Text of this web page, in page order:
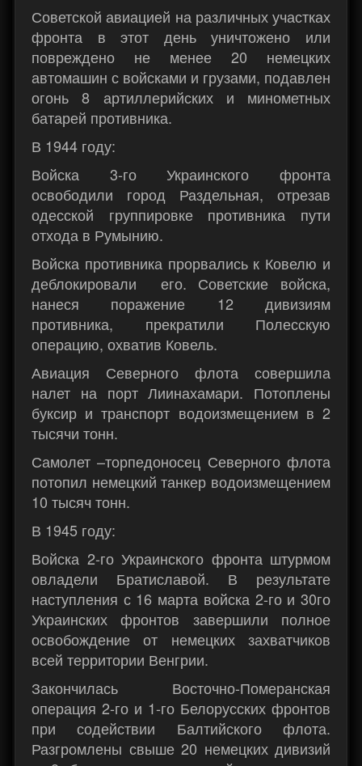
Советской авиацией на различных участках
фронта в этот день уничтожено или
повреждено не менее 20 немецких
автомашин с войсками и грузами, подавлен
огонь 8 артиллерийских и минометных
батарей противника.
В 1944 году:
Войска 3-го Украинского фронта
освободили город Раздельная, отрезав
одесской группировке противника пути
отхода в Румынию.
Войска противника прорвались к Ковелю и
деблокировали его. Советские войска,
нанеся поражение 12 дивизиям
противника, прекратили Полесскую
операцию, охватив Ковель.
Авиация Северного флота совершила
налет на порт Лиинахамари. Потоплены
буксир и транспорт водоизмещением в 2
тысячи тонн.
Самолет –торпедоносец Северного флота
потопил немецкий танкер водоизмещением
10 тысяч тонн.
В 1945 году:
Войска 2-го Украинского фронта штурмом
овладели Братиславой. В результате
наступления с 16 марта войска 2-го и 30го
Украинских фронтов завершили полное
освобождение от немецких захватчиков
всей территории Венгрии.
Закончилась Восточно-Померанская
операция 2-го и 1-го Белорусских фронтов
при содействии Балтийского флота.
Разгромлены свыше 20 немецких дивизий